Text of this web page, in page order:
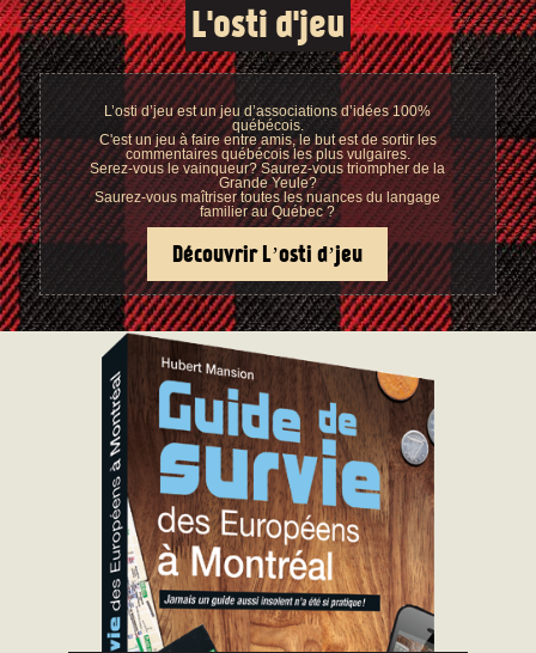
L'osti d'jeu
L’osti d’jeu est un jeu d’associations d’idées 100%
québécois.
C'est un jeu à faire entre amis, le but est de sortir les
commentaires québécois les plus vulgaires.
Serez-vous le vainqueur? Saurez-vous triompher de la
Grande Yeule?
Saurez-vous maîtriser toutes les nuances du langage
familier au Québec ?
Découvrir L’osti d’jeu